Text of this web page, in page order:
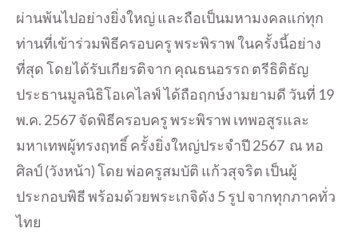
ผ่านพ้นไปอย่างยิ่งใหญ่ และถือเป็นมหามงคลแก่ทุก
ท่านที่เข้าร่วมพิธีครอบครู พระพิราพ ในครั้งนี้อย่าง
ที่สุด โดยได้รับเกียรติจาก คุณธนอรรถ ตรีธิติธัญ
ประธานมูลนิธิโอเคไลฟ์ ได้ถือฤกษ์งามยามดี วันที่ 19
พ.ค. 2567 จัดพิธีครอบครู พระพิราพ เทพอสูรและ
มหาเทพผู้ทรงฤทธิ์ ครั้งยิ่งใหญ่ประจำปี 2567 ณ หอ
ศิลป์ (วังหน้า) โดย พ่อครูสมบัติ แก้วสุจริต เป็นผู้
ประกอบพิธี พร้อมด้วยพระเกจิดัง 5 รูป จากทุกภาคทั่ว
ไทย